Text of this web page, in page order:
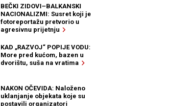
BEČKI ZIDOVI–BALKANSKI
NACIONALIZMI: Susret koji je
fotoreportažu pretvorio u
agresivnu prijetnju
KAD „RAZVOJ“ POPIJE VODU:
More pred kućom, bazen u
dvorištu, suša na vratima
NAKON OČEVIDA: Naloženo
uklanjanje objekata koje su
postavili organizatori